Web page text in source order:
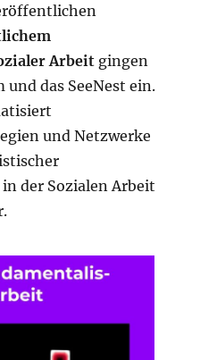
Arbeit gingen
das SeeNest ein.
und Netzwerke
der Sozialen Arbeit